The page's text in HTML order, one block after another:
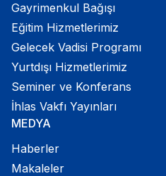
Gayrimenkul Bağışı
Eğitim Hizmetlerimiz
Gelecek Vadisi Programı
Yurtdışı Hizmetlerimiz
Seminer ve Konferans
İhlas Vakfı Yayınları
MEDYA
Haberler
Makaleler